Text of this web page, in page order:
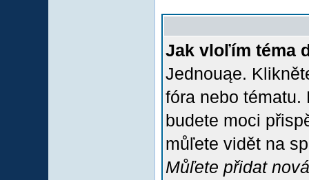
Jak vloľím téma
Jednouąe.
fóra nebo
budete moci
můľete vidět na
Můľete přidat